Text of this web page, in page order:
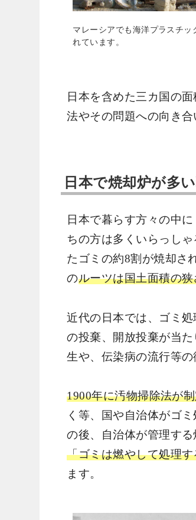
マレーシアでも海洋プラスチッ
れています。
日本を含めた三カ国の
法やその問題への向き合
日本で焼却炉が多
日本で暮らす方々の中
ちの方は多くいらっし
たゴミの約8割が焼却さ
のルーツは国土面積の
近代の日本では、ゴミ
の投棄、開放投棄が当
生や、伝染病の流行等の
1900年に汚物掃除法が
く等、国や自治体がゴ
の後、自治体が管理す
「ゴミは燃やして処理
ます。